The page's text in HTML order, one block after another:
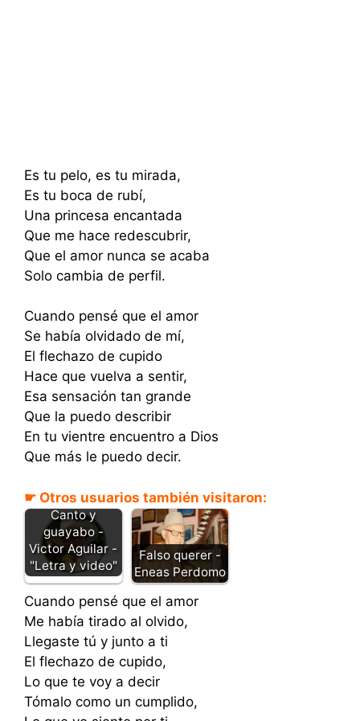
Es tu pelo, es tu mirada,
Es tu boca de rubí,
Una princesa encantada
Que me hace redescubrir,
Que el amor nunca se acaba
Solo cambia de perfil.
Cuando pensé que el amor
Se había olvidado de mí,
El flechazo de cupido
Hace que vuelva a sentir,
Esa sensación tan grande
Que la puedo describir
En tu vientre encuentro a Dios
Que más le puedo decir.
☛ Otros usuarios también visitaron:
Canto y
guayabo -
Victor Aguilar -
"Letra y video"
Falso querer -
Eneas Perdomo
Cuando pensé que el amor
Me había tirado al olvido,
Llegaste tú y junto a ti
El flechazo de cupido,
Lo que te voy a decir
Tómalo como un cumplido,